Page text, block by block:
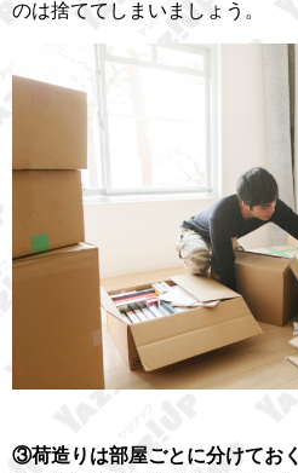
のは捨ててしまいましょう。
③荷造りは部屋ごとに分けておく